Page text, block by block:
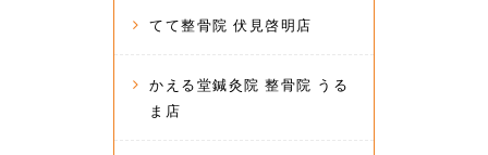
てて整骨院 伏見啓明店
かえる堂鍼灸院 整骨院 うる
ま店